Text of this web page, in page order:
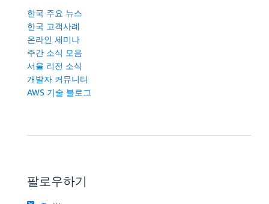
한국 주요 뉴스
한국 고객사례
온라인 세미나
주간 소식 모음
서울 리전 소식
개발자 커뮤니티
AWS 기술 블로그
팔로우하기